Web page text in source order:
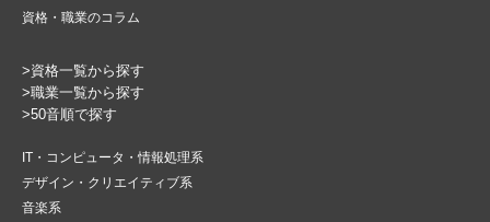
資格・職業のコラム
>資格一覧から探す
>職業一覧から探す
>50音順で探す
IT・コンピュータ・情報処理系
デザイン・クリエイティブ系
音楽系